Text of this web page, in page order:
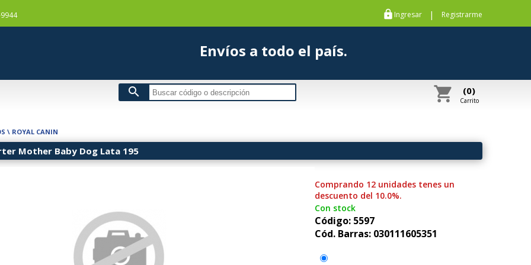
https Ingresar | Registrarme
Envíos a todo el país.
search shopping_cart (0)
Carrito
\ ROYAL CANIN
Mother Baby Dog Lata 195
Comprando 12 unidades tenes un
descuento del 10.0%.
Con stock
Código: 5597
Cód. Barras: 030111605351